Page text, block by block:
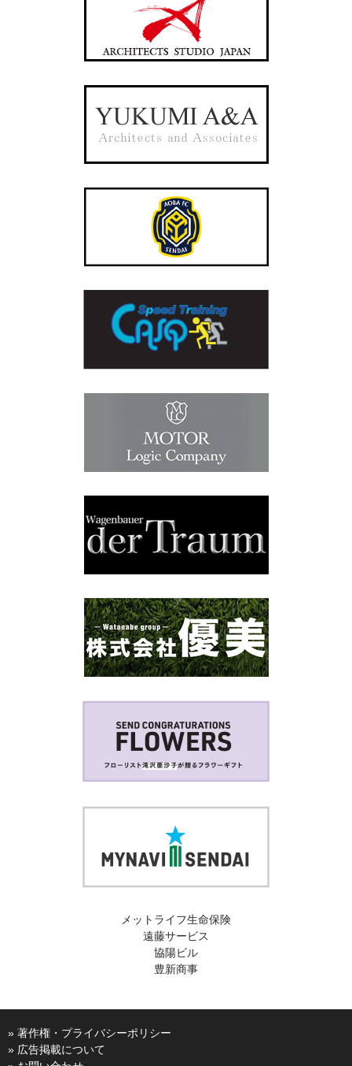
メットライフ生命保険
遠藤サービス
協陽ビル
豊新商事
» 著作権・プライバシーポリシー
» 広告掲載について